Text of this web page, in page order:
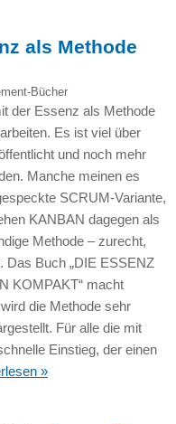
als Methode
Bücher
der Essenz als Methode
Es ist viel über
und noch mehr
Manche meinen es
SCRUM-Variante,
KANBAN dagegen als
Methode – zurecht,
Das Buch „DIE ESSENZ
KOMPAKT“ macht
die Methode sehr
Für alle die mit
Einstieg, der einen
»